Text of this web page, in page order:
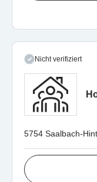
Nicht verifiziert
5754 Saalbach-